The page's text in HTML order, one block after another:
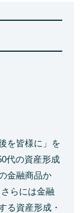
を皆様に」を
代の資産形成
金融商品か
らには金融
る資産形成・